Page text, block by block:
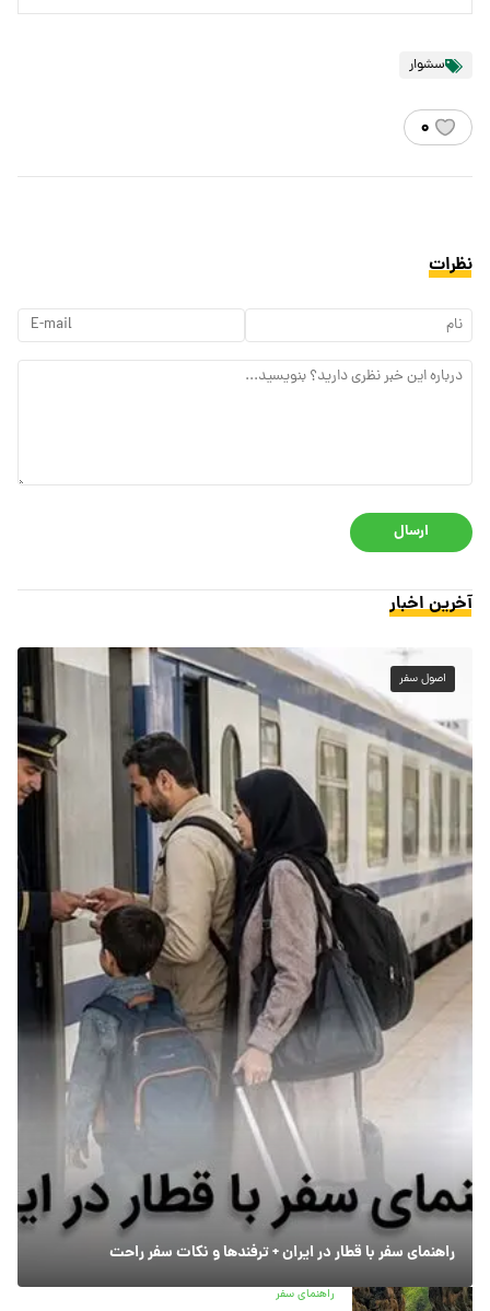
سشوار
۰
نظرات
ارسال
آخرین اخبار
اصول سفر
راهنمای سفر با قطار در ایران + ترفندها و نکات سفر راحت
راهنمای سفر